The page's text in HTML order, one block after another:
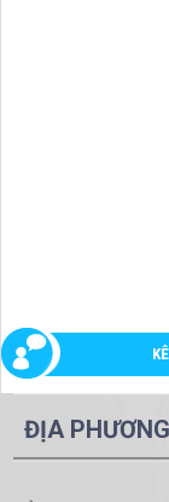
ĐỊA PHƯƠNG